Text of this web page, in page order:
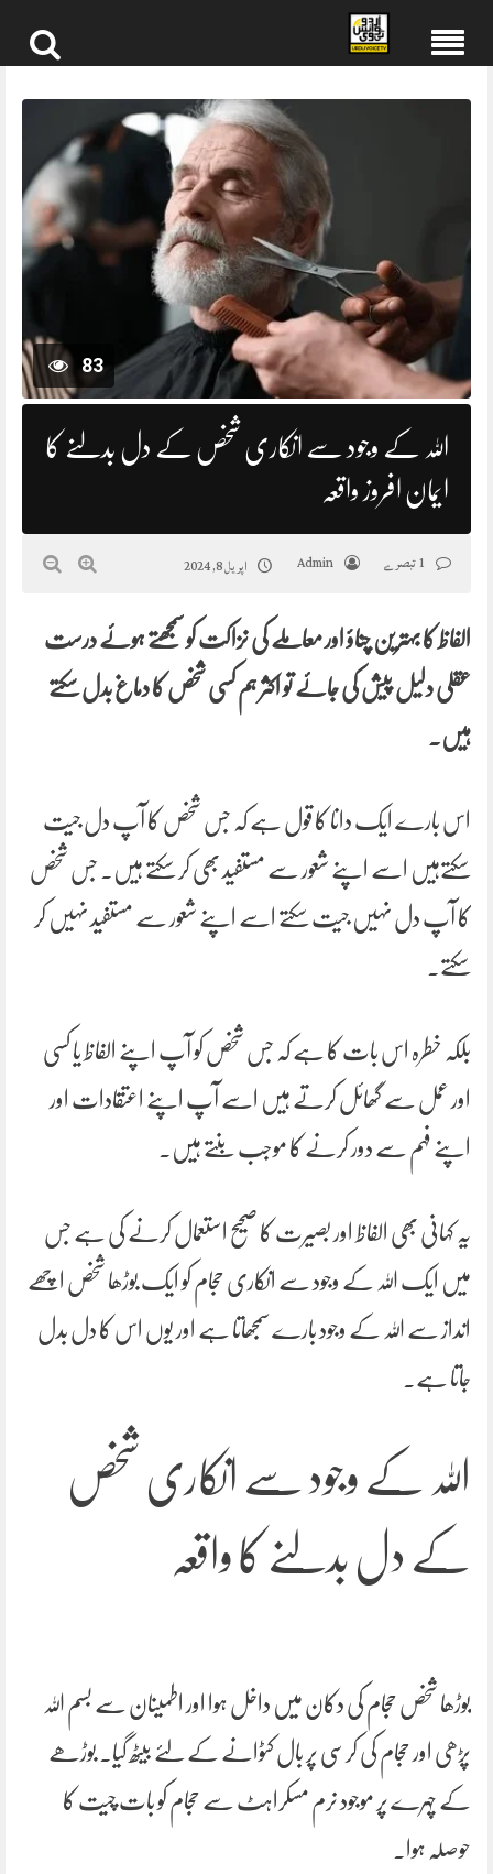
83
اللہ کے وجود سے انکاری شخص کے دل بدلنے کا
ایمان افروز واقعہ
Admin اپریل 8, 2024
الفاظ کا بہترین چناؤ اور معاملے کی نزاکت کو سمجھتے ہوئے درست
عقلی دلیل پیش کی جائے تو اکثر ہم کسی شخص کا دماغ بدل سکتے
ہیں۔
اس بارے ایک دانا کا قول ہے کہ جس شخص کا آپ دل جیت
سکتےہیں اسے اپنے شعور سے مستفید بھی کر سکتے ہیں۔ جس شخص
کا آپ دل نہیں جیت سکتے اسے اپنے شعور سے مستفید نہیں کر
سکتے۔
بلکہ خطرہ اس بات کا ہے کہ جس شخص کو آپ اپنے الفاظ یا کسی
اور عمل سے گھائل کرتے ہیں اسے آپ اپنے اعتقادات اور
اپنے فہم سے دور کرنے کا موجب بنتے ہیں۔
یہ کہانی بھی الفاظ اور بصیرت کا صحیح استعمال کرنے کی ہے جس
میں ایک اللہ کے وجود سے انکاری حجام کو ایک بوڑھا شخص اچھے
انداز سے اللہ کے وجود بارے سمجھاتا ہے اور یوں اس کا دل بدل
جاتا ہے۔
اللہ کے وجود سے انکاری شخص
کے دل بدلنے کا واقعہ
بوڑھا شخص حجام کی دکان میں داخل ہوا اور اطمینان سے بسم اللہ
پڑھی اور حجام کی کرسی پر بال کٹوانے کے لئے بیٹھ گیا۔ بوڑھے
کے چہرے پر موجود نرم مسکراہٹ سے حجام کو بات چیت کا
حوصلہ ہوا۔